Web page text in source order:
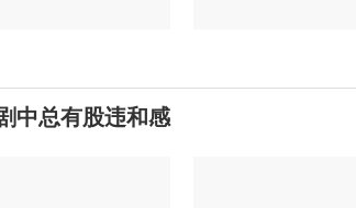
中总有股违和感